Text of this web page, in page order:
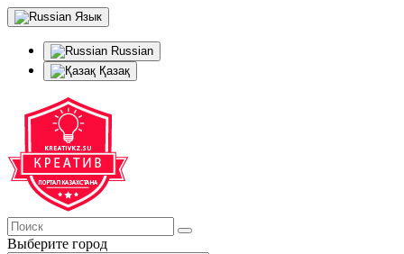
Язык
Russian
Қазақ
Выберите город